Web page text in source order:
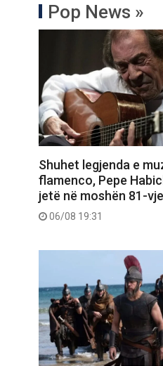
Pop News »
Shuhet legjenda e
flamenco, Pepe
jetë në moshën 81-
06/08 19:31